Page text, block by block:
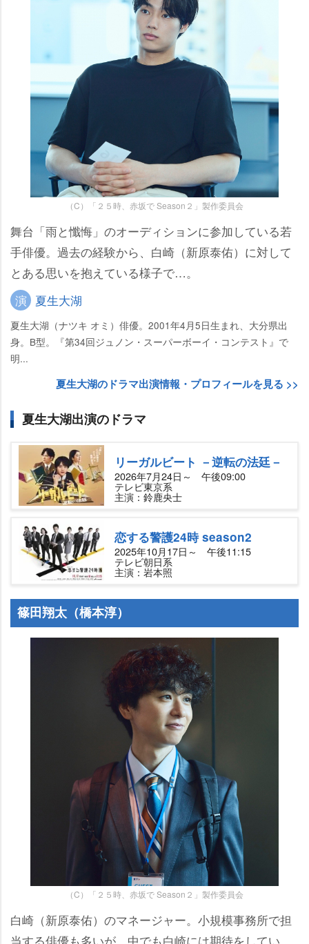
（C）「２５時、赤坂で Season２」製作委員会
舞台「雨と懺悔」のオーディションに参加している若
手俳優。過去の経験から、白崎（新原泰佑）に対して
とある思いを抱えている様子で…。
演 夏生大湖
夏生大湖（ナツキ オミ）俳優。2001年4月5日生まれ、大分県出
身。B型。『第34回ジュノン・スーパーボーイ・コンテスト』で
明...
夏生大湖のドラマ出演情報・プロフィールを見る >>
夏生大湖出演のドラマ
リーガルビート －逆転の法廷－
2026年7月24日～ 午後09:00
テレビ東京系
主演：鈴鹿央士
恋する警護24時 season2
2025年10月17日～ 午後11:15
テレビ朝日系
主演：岩本照
篠田翔太（橋本淳）
（C）「２５時、赤坂で Season２」製作委員会
白崎（新原泰佑）のマネージャー。小規模事務所で担
当する俳優も多いが、中でも白崎には期待をしてい